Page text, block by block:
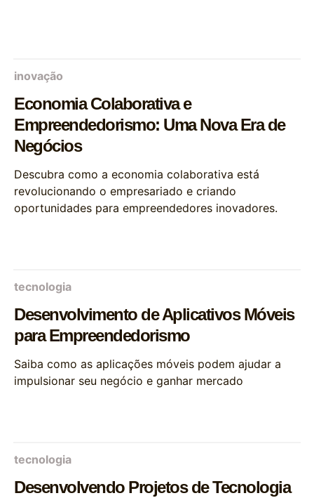
inovação
Economia Colaborativa e
Empreendedorismo: Uma Nova Era de
Negócios
Descubra como a economia colaborativa está
revolucionando o empresariado e criando
oportunidades para empreendedores inovadores.
tecnologia
Desenvolvimento de Aplicativos Móveis
para Empreendedorismo
Saiba como as aplicações móveis podem ajudar a
impulsionar seu negócio e ganhar mercado
tecnologia
Desenvolvendo Projetos de Tecnologia